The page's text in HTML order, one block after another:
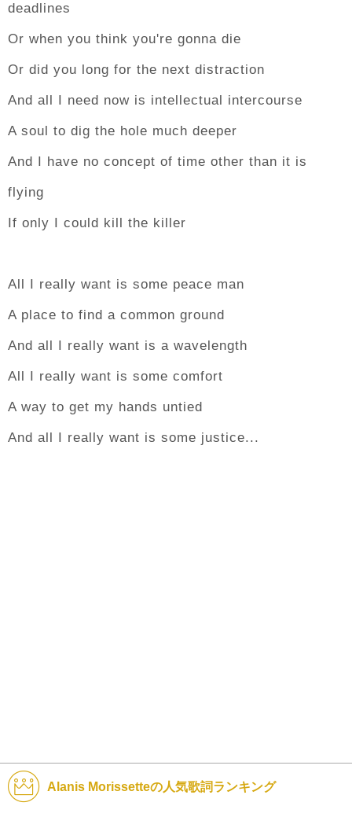
deadlines
Or when you think you're gonna die
Or did you long for the next distraction
And all I need now is intellectual intercourse
A soul to dig the hole much deeper
And I have no concept of time other than it is
flying
If only I could kill the killer
All I really want is some peace man
A place to find a common ground
And all I really want is a wavelength
All I really want is some comfort
A way to get my hands untied
And all I really want is some justice...
Alanis Morissetteの人気歌詞ランキング